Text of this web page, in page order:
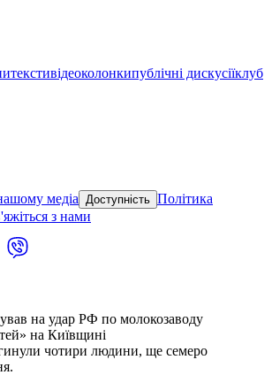
текстивідеоколонкипублічні дискусіїклуб
медіа Доступність Політика
з нами
на удар РФ по молокозаводу
на Київщині
чотири людини, ще семеро